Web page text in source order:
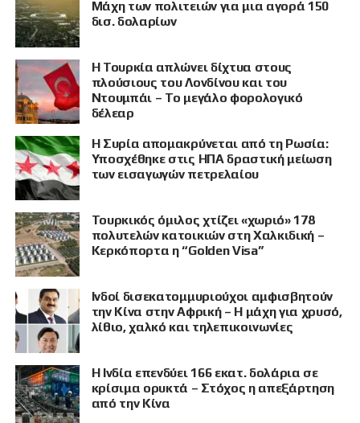
Μάχη των πολιτειών για μια αγορά 150
δισ. δολαρίων
Η Τουρκία απλώνει δίχτυα στους
πλούσιους του Λονδίνου και του
Ντουμπάι – Το μεγάλο φορολογικό
δέλεαρ
Η Συρία απομακρύνεται από τη Ρωσία:
Υποσχέθηκε στις ΗΠΑ δραστική μείωση
των εισαγωγών πετρελαίου
Τουρκικός όμιλος χτίζει «χωριό» 178
πολυτελών κατοικιών στη Χαλκιδική –
Κερκόπορτα η “Golden Visa”
Ινδοί δισεκατομμυριούχοι αμφισβητούν
την Κίνα στην Αφρική – Η μάχη για χρυσό,
λίθιο, χαλκό και τηλεπικοινωνίες
Η Ινδία επενδύει 166 εκατ. δολάρια σε
κρίσιμα ορυκτά – Στόχος η απεξάρτηση
από την Κίνα